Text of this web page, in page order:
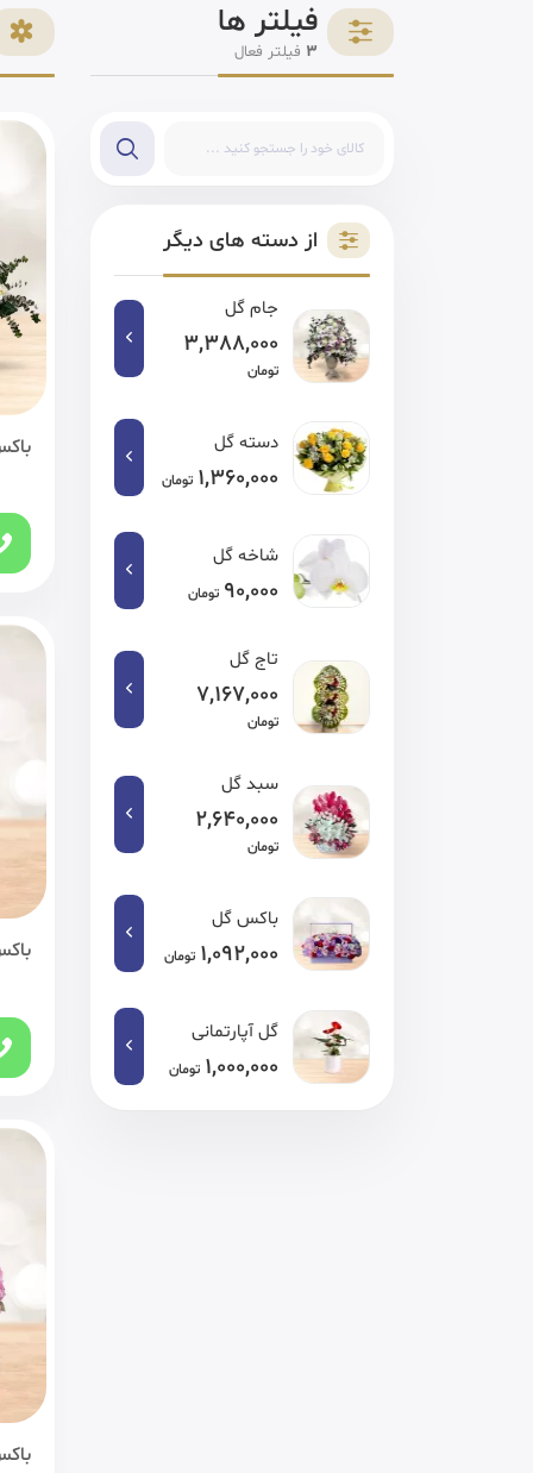
فیلتر ها
3 فیلتر فعال
از دسته های دیگر
جام گل
3,388,000
تومان
دسته گل
1,360,000 تومان
شاخه گل
90,000 تومان
تاج گل
7,167,000
تومان
سبد گل
2,640,000
تومان
باکس گل
1,092,000 تومان
گل آپارتمانی
1,000,000 تومان